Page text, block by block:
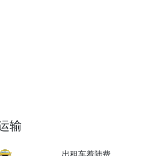
输
出租车着陆费